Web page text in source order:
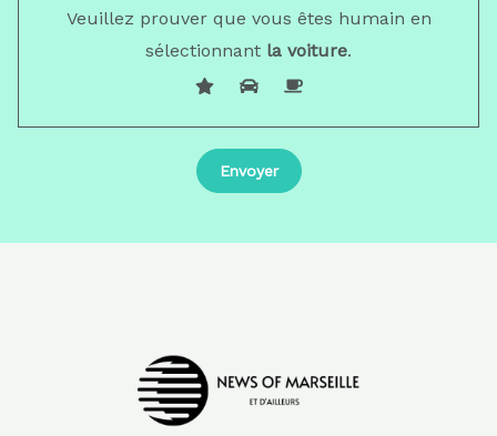
Veuillez prouver que vous êtes humain en
sélectionnant la voiture.